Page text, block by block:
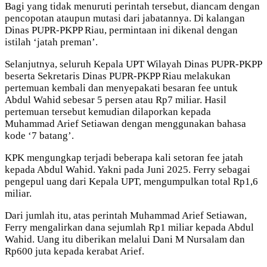
Bagi yang tidak menuruti perintah tersebut, diancam dengan
pencopotan ataupun mutasi dari jabatannya. Di kalangan
Dinas PUPR-PKPP Riau, permintaan ini dikenal dengan
istilah ‘jatah preman’.
Selanjutnya, seluruh Kepala UPT Wilayah Dinas PUPR-PKPP
beserta Sekretaris Dinas PUPR-PKPP Riau melakukan
pertemuan kembali dan menyepakati besaran fee untuk
Abdul Wahid sebesar 5 persen atau Rp7 miliar. Hasil
pertemuan tersebut kemudian dilaporkan kepada
Muhammad Arief Setiawan dengan menggunakan bahasa
kode ‘7 batang’.
KPK mengungkap terjadi beberapa kali setoran fee jatah
kepada Abdul Wahid. Yakni pada Juni 2025. Ferry sebagai
pengepul uang dari Kepala UPT, mengumpulkan total Rp1,6
miliar.
Dari jumlah itu, atas perintah Muhammad Arief Setiawan,
Ferry mengalirkan dana sejumlah Rp1 miliar kepada Abdul
Wahid. Uang itu diberikan melalui Dani M Nursalam dan
Rp600 juta kepada kerabat Arief.